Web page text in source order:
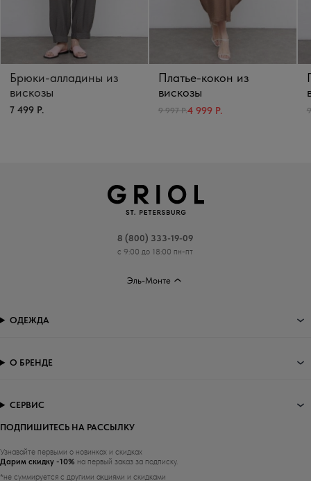
Брюки-алладины из
вискозы
7 499 Р.
Платье-кокон из
вискозы
9 997 Р.4 999 Р.
8 (800) 333-19-09
с 9:00 до 18:00 пн-пт
Эль-Монте
ПОДПИШИТЕСЬ НА РАССЫЛКУ
Узнавайте первыми о новинках и скидках
Дарим скидку -10% на первый заказ за подписку.
*не суммируется с другими акциями и скидками
ОДЕЖДА
О БРЕНДЕ
СЕРВИС